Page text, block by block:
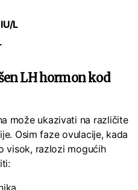
L
LH hormon kod
može ukazivati na različite
Osim faze ovulacije, kada
visok, razlozi mogućih